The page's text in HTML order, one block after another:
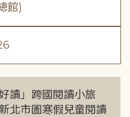
館)
讀」跨國閱讀小旅
北市圖寒假兒童閱讀